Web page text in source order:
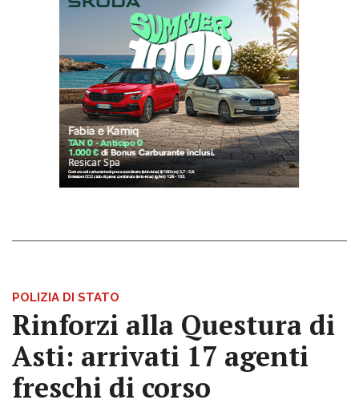
POLIZIA DI STATO
Rinforzi alla Questura di
Asti: arrivati 17 agenti
freschi di corso